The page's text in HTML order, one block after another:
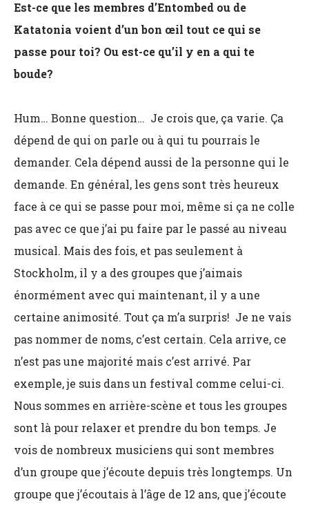
Est-ce que les membres d’Entombed ou de
Katatonia voient d’un bon œil tout ce qui se
passe pour toi? Ou est-ce qu’il y en a qui te
boude?
Hum… Bonne question… Je crois que, ça varie. Ça
dépend de qui on parle ou à qui tu pourrais le
demander. Cela dépend aussi de la personne qui le
demande. En général, les gens sont très heureux
face à ce qui se passe pour moi, même si ça ne colle
pas avec ce que j’ai pu faire par le passé au niveau
musical. Mais des fois, et pas seulement à
Stockholm, il y a des groupes que j’aimais
énormément avec qui maintenant, il y a une
certaine animosité. Tout ça m’a surpris! Je ne vais
pas nommer de noms, c’est certain. Cela arrive, ce
n’est pas une majorité mais c’est arrivé. Par
exemple, je suis dans un festival comme celui-ci.
Nous sommes en arrière-scène et tous les groupes
sont là pour relaxer et prendre du bon temps. Je
vois de nombreux musiciens qui sont membres
d’un groupe que j’écoute depuis très longtemps. Un
groupe que j’écoutais à l’âge de 12 ans, que j’écoute